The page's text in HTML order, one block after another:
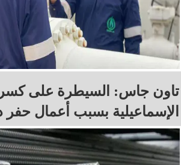
تاون جاس: السيطرة على
الإسماعيلية بسبب أعمال